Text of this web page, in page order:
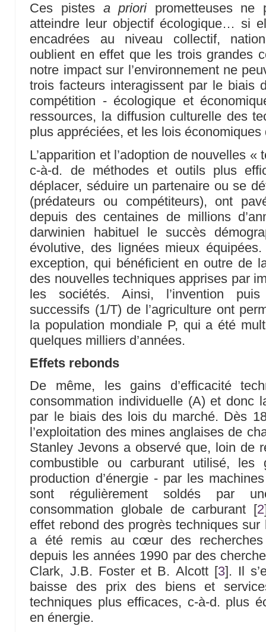
Ces pistes a prioriprometteuses ne
atteindre leur objectif écologique… si
encadrées au niveau collectif,
oublient en effet que les trois grandes
notre impact sur l’environnement ne
trois facteurs interagissent par le biais
compétition - écologique et
ressources, la diffusion culturelle des
plus appréciées, et les lois économiques
L’apparition et l’adoption de nouvelles
c-à-d. de méthodes et outils plus
déplacer, séduire un partenaire ou se
(prédateurs ou compétiteurs), ont
depuis des centaines de millions
darwinien habituel le succès
évolutive, des lignées mieux
exception, qui bénéficient en outre de
des nouvelles techniques apprises par
les sociétés. Ainsi, l’invention
successifs (1/T) de l’agriculture ont
la population mondiale P, qui a été
quelques milliers d’années.
Effets rebonds
De même, les gains d’efficacité
consommation individuelle (A) et donc
par le biais des lois du marché. Dès
l’exploitation des mines anglaises de
Stanley Jevons a observé que, loin de
combustible ou carburant utilisé, les
production d’énergie - par les
sont régulièrement soldés par
consommation globale de carburant [2
effet rebond des progrès techniques
a été remis au cœur des recherches
depuis les années 1990 par des
Clark, J.B. Foster et B. Alcott[3]. Il
baisse des prix des biens et
techniques plus efficaces, c-à-d. plus
en énergie.